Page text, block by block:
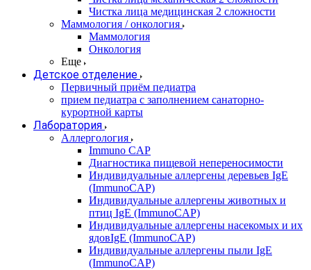
Чистка лица медицинская 2 сложности
Маммология / онкология
Маммология
Онкология
Еще
Детское отделение
Первичный приём педиатра
прием педиатра с заполнением санаторно-
курортной карты
Лаборатория
Аллергология
Immuno CAP
Диагностика пищевой непереносимости
Индивидуальные аллергены деревьев IgE
(ImmunoCAP)
Индивидуальные аллергены животных и
птиц IgE (ImmunoCAP)
Индивидуальные аллергены насекомых и их
ядовIgE (ImmunoCAP)
Индивидуальные аллергены пыли IgE
(ImmunoCAP)